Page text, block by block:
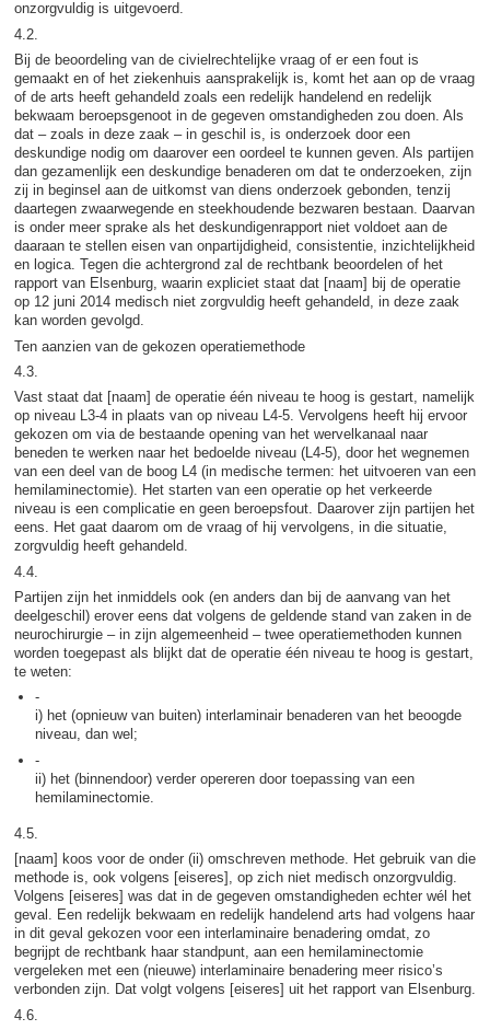
onzorgvuldig is uitgevoerd.
4.2.
Bij de beoordeling van de civielrechtelijke vraag of er een fout is
gemaakt en of het ziekenhuis aansprakelijk is, komt het aan op de vraag
of de arts heeft gehandeld zoals een redelijk handelend en redelijk
bekwaam beroepsgenoot in de gegeven omstandigheden zou doen. Als
dat – zoals in deze zaak – in geschil is, is onderzoek door een
deskundige nodig om daarover een oordeel te kunnen geven. Als partijen
dan gezamenlijk een deskundige benaderen om dat te onderzoeken, zijn
zij in beginsel aan de uitkomst van diens onderzoek gebonden, tenzij
daartegen zwaarwegende en steekhoudende bezwaren bestaan. Daarvan
is onder meer sprake als het deskundigenrapport niet voldoet aan de
daaraan te stellen eisen van onpartijdigheid, consistentie, inzichtelijkheid
en logica. Tegen die achtergrond zal de rechtbank beoordelen of het
rapport van Elsenburg, waarin expliciet staat dat [naam] bij de operatie
op 12 juni 2014 medisch niet zorgvuldig heeft gehandeld, in deze zaak
kan worden gevolgd.
Ten aanzien van de gekozen operatiemethode
4.3.
Vast staat dat [naam] de operatie één niveau te hoog is gestart, namelijk
op niveau L3-4 in plaats van op niveau L4-5. Vervolgens heeft hij ervoor
gekozen om via de bestaande opening van het wervelkanaal naar
beneden te werken naar het bedoelde niveau (L4-5), door het wegnemen
van een deel van de boog L4 (in medische termen: het uitvoeren van een
hemilaminectomie). Het starten van een operatie op het verkeerde
niveau is een complicatie en geen beroepsfout. Daarover zijn partijen het
eens. Het gaat daarom om de vraag of hij vervolgens, in die situatie,
zorgvuldig heeft gehandeld.
4.4.
Partijen zijn het inmiddels ook (en anders dan bij de aanvang van het
deelgeschil) erover eens dat volgens de geldende stand van zaken in de
neurochirurgie – in zijn algemeenheid – twee operatiemethoden kunnen
worden toegepast als blijkt dat de operatie één niveau te hoog is gestart,
te weten:
-
i) het (opnieuw van buiten) interlaminair benaderen van het beoogde
niveau, dan wel;
-
ii) het (binnendoor) verder opereren door toepassing van een
hemilaminectomie.
4.5.
[naam] koos voor de onder (ii) omschreven methode. Het gebruik van die
methode is, ook volgens [eiseres], op zich niet medisch onzorgvuldig.
Volgens [eiseres] was dat in de gegeven omstandigheden echter wél het
geval. Een redelijk bekwaam en redelijk handelend arts had volgens haar
in dit geval gekozen voor een interlaminaire benadering omdat, zo
begrijpt de rechtbank haar standpunt, aan een hemilaminectomie
vergeleken met een (nieuwe) interlaminaire benadering meer risico’s
verbonden zijn. Dat volgt volgens [eiseres] uit het rapport van Elsenburg.
4.6.